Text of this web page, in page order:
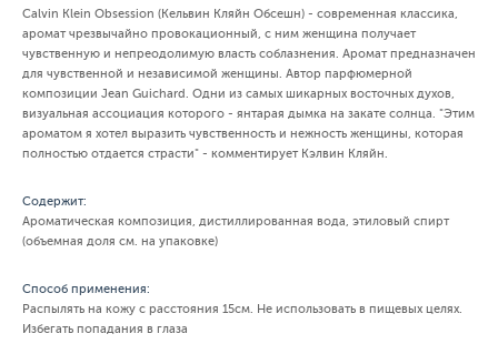
Calvin Klein Obsession (Кельвин Кляйн Обсешн) - современная классика,
аромат чрезвычайно провокационный, с ним женщина получает
чувственную и непреодолимую власть соблазнения. Аромат предназначен
для чувственной и независимой женщины. Автор парфюмерной
композиции Jean Guichard. Одни из самых шикарных восточных духов,
визуальная ассоциация которого - янтарая дымка на закате солнца. "Этим
ароматом я хотел выразить чувственность и нежность женщины, которая
полностью отдается страсти" - комментирует Кэлвин Кляйн.
Содержит:
Ароматическая композиция, дистиллированная вода, этиловый спирт
(объемная доля см. на упаковке)
Способ применения:
Распылять на кожу с расстояния 15см. Не использовать в пищевых целях.
Избегать попадания в глаза